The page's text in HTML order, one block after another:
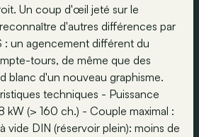
Un coup d'œil jeté sur le
d'autres différences par
: un agencement différent du
tours, de même que des
blanc d'un nouveau graphisme.
techniques - Puissance
kW (> 160 ch.) - Couple maximal :
vide DIN (réservoir plein): moins de